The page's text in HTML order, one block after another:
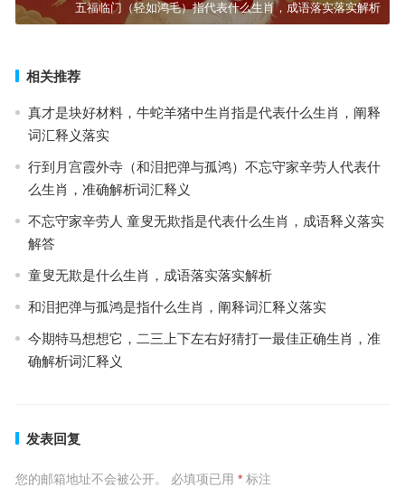
五福临门（轻如鸿毛）指代表什么生肖，成语落实落实解析
相关推荐
真才是块好材料，牛蛇羊猪中生肖指是代表什么生肖，阐释
词汇释义落实
行到月宫霞外寺（和泪把弹与孤鸿）不忘守家辛劳人代表什
么生肖，准确解析词汇释义
不忘守家辛劳人 童叟无欺指是代表什么生肖，成语释义落实
解答
童叟无欺是什么生肖，成语落实落实解析
和泪把弹与孤鸿是指什么生肖，阐释词汇释义落实
今期特马想想它，二三上下左右好猜打一最佳正确生肖，准
确解析词汇释义
发表回复
您的邮箱地址不会被公开。 必填项已用 *标注